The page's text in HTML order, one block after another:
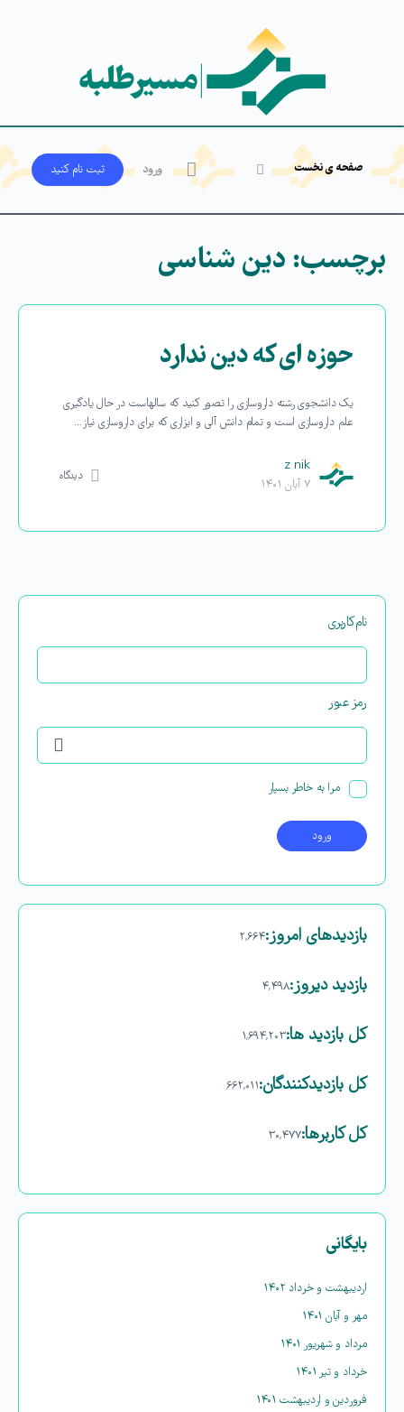
صفحه ی نخست ورود ثبت‌ نام کنید
برچسب: دین شناسی
حوزه ای که دین ندارد
یک دانشجوی رشته داروسازی را تصور کنید که سالهاست در حال یادگیری
علم داروسازی است و تمام دانش آلی و ابزاری که برای داروسازی نیاز…
z nik
۷ آبان ۱۴۰۱
دیدگاه
نام‌کاربری
رمز عبور
مرا به خاطر بسپار
بازدیدهای امروز:۲,۶۶۴
بازدید دیروز:۴,۴۹۸
کل بازدید ها:۱,۶۹۴,۲۰۳
کل بازدیدکنند‌گان:۶۶۲,۰۱۱
کل کاربرها:۳۰,۴۷۷
بایگانی
اردیبهشت و خرداد ۱۴۰۲
مهر و آبان ۱۴۰۱
مرداد و شهریور ۱۴۰۱
خرداد و تیر ۱۴۰۱
فروردین و اردیبهشت ۱۴۰۱